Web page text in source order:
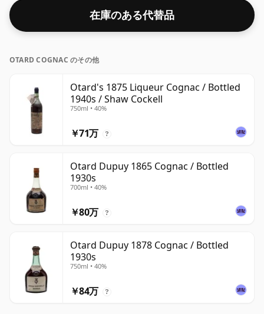
在庫のある代替品
OTARD COGNAC のその他
Otard's 1875 Liqueur Cognac / Bottled
1940s / Shaw Cockell
750ml • 40%
￥71万 ?
Otard Dupuy 1865 Cognac / Bottled
1930s
700ml • 40%
￥80万 ?
Otard Dupuy 1878 Cognac / Bottled
1930s
750ml • 40%
￥84万 ?